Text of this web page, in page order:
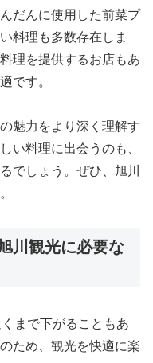
だんに使用した前菜プ
料理も多数存在しま
理を提供するお店もあ
です。
魅力をより深く理解す
い料理に出会うのも、
でしょう。ぜひ、旭川
川観光に必要な
まで下がることもあ
ため、観光を快適に楽